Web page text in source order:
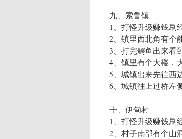
九、索鲁镇
1、打怪升级赚钱刷
2、镇里西北角有个
3、打完鳄鱼出来看
4、镇里有个大楼，
5、城镇出来先往西
6、城镇往上过桥左
十、伊甸村
1、打怪升级赚钱刷
2、村子南部有个山